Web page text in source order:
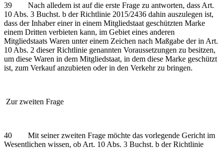
39 Nach alledem ist auf die erste Frage zu antworten, dass Art.
10 Abs. 3 Buchst. b der Richtlinie 2015/2436 dahin auszulegen ist,
dass der Inhaber einer in einem Mitgliedstaat geschützten Marke
einem Dritten verbieten kann, im Gebiet eines anderen
Mitgliedstaats Waren unter einem Zeichen nach Maßgabe der in Art.
10 Abs. 2 dieser Richtlinie genannten Voraussetzungen zu besitzen,
um diese Waren in dem Mitgliedstaat, in dem diese Marke geschützt
ist, zum Verkauf anzubieten oder in den Verkehr zu bringen.
Zur zweiten Frage
40 Mit seiner zweiten Frage möchte das vorlegende Gericht im
Wesentlichen wissen, ob Art. 10 Abs. 3 Buchst. b der Richtlinie